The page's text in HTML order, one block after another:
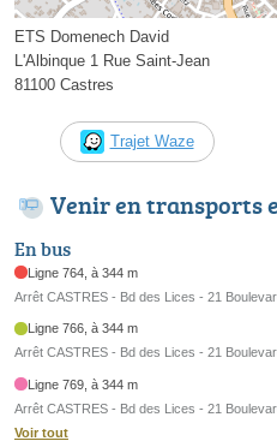
ETS Domenech David
L'Albinque 1 Rue Saint-Jean
81100 Castres
Trajet Waze
Venir en transports
En bus
Ligne 764, à 344 m
Arrêt CASTRES - Bd des Lices - 21
Ligne 766, à 344 m
Arrêt CASTRES - Bd des Lices - 21
Ligne 769, à 344 m
Arrêt CASTRES - Bd des Lices - 21
Voir tout